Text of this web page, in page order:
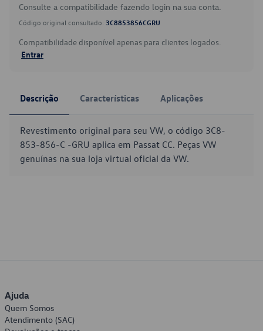
Consulte a compatibilidade fazendo login na sua conta.
Código original consultado: 3C8853856CGRU
Compatibilidade disponível apenas para clientes logados.
Entrar
Descrição Características Aplicações
Revestimento original para seu VW, o código 3C8-
853-856-C -GRU aplica em Passat CC. Peças VW
genuínas na sua loja virtual oficial da VW.
Ajuda
Quem Somos
Atendimento (SAC)